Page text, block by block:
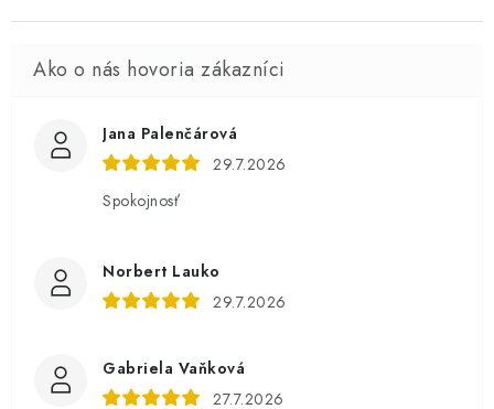
Jana Palenčárová
29.7.2026
Spokojnosť
Norbert Lauko
29.7.2026
Gabriela Vaňková
27.7.2026